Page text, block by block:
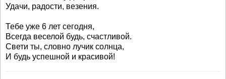
Удачи, радости, везения.
Тебе уже 6 лет сегодня,
Всегда веселой будь, счастливой.
Свети ты, словно лучик солнца,
И будь успешной и красивой!